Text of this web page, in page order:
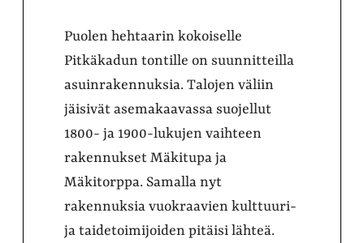
Puolen hehtaarin kokoiselle
Pitkäkadun tontille on suunnitteilla
asuinrakennuksia. Talojen väliin
jäisivät asemakaavassa suojellut
1800- ja 1900-lukujen vaihteen
rakennukset Mäkitupa ja
Mäkitorppa. Samalla nyt
rakennuksia vuokraavien kulttuuri-
ja taidetoimijoiden pitäisi lähteä.